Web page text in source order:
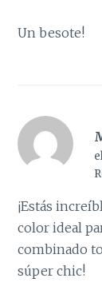
Un besote!
¡Estás
color ideal
combinado
súper chic!